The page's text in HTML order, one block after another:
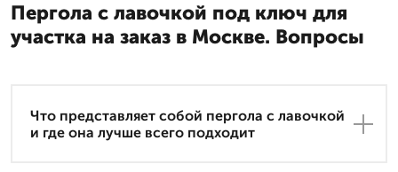
Пергола с лавочкой под ключ для
участка на заказ в Москве. Вопросы
Что представляет собой пергола с лавочкой
и где она лучше всего подходит